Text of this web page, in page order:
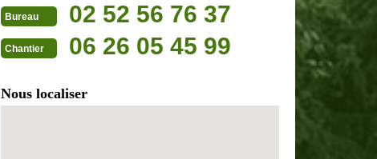
Bureau 02 52 56 76 37
Chantier 06 26 05 45 99
Nous localiser